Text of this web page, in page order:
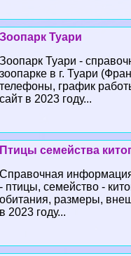
Зоопарк Туари
Зоопарк Туари -
зоопарке в г. Туари
телефоны, график
сайт в 2023 году...
Птицы семейства
Справочная
- птицы, семейство -
обитания, размеры,
в 2023 году...